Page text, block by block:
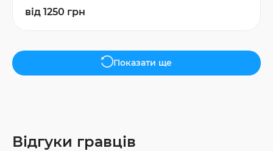
від 1250 грн
Показати ще
Відгуки гравців